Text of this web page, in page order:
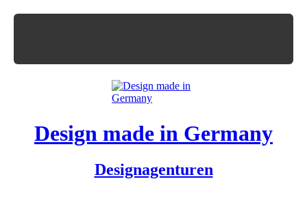
Design made in Germany
Designagenturen